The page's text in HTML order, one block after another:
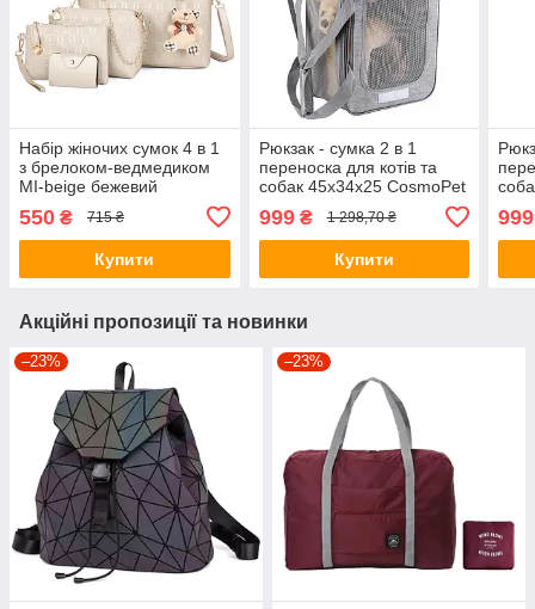
Набір жіночих сумок 4 в 1
з брелоком-ведмедиком
MI-beige бежевий
550 ₴ 715 ₴
Купити
Рюкзак - сумка 2 в 1
переноска для котів та
собак 45х34х25 CosmoPet
999₴ 1 298,70 ₴
Купити
999
Акційні пропозиції та новинки
–23% –23%